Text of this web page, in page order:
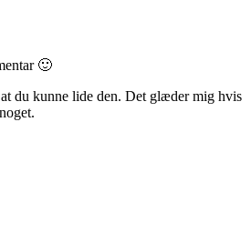
🙂
du kunne lide den. Det glæder mig hvis